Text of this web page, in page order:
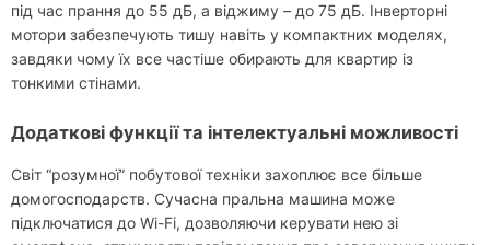
під час прання до 55 дБ, а віджиму – до 75 дБ. Інверторні
мотори забезпечують тишу навіть у компактних моделях,
завдяки чому їх все частіше обирають для квартир із
тонкими стінами.
Додаткові функції та інтелектуальні можливості
Світ “розумної” побутової техніки захоплює все більше
домогосподарств. Сучасна пральна машина може
підключатися до Wi-Fi, дозволяючи керувати нею зі